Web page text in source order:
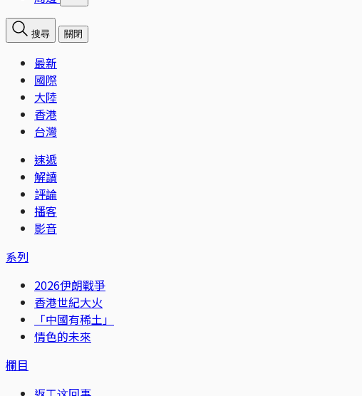
搜尋 關閉
最新
國際
大陸
香港
台灣
速遞
解讀
評論
播客
影音
系列
2026伊朗戰爭
香港世紀大火
「中國有稀土」
情色的未來
欄目